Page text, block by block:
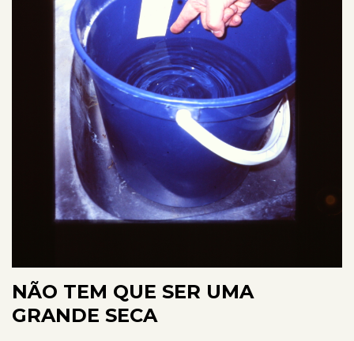
NÃO TEM QUE SER UMA
GRANDE SECA